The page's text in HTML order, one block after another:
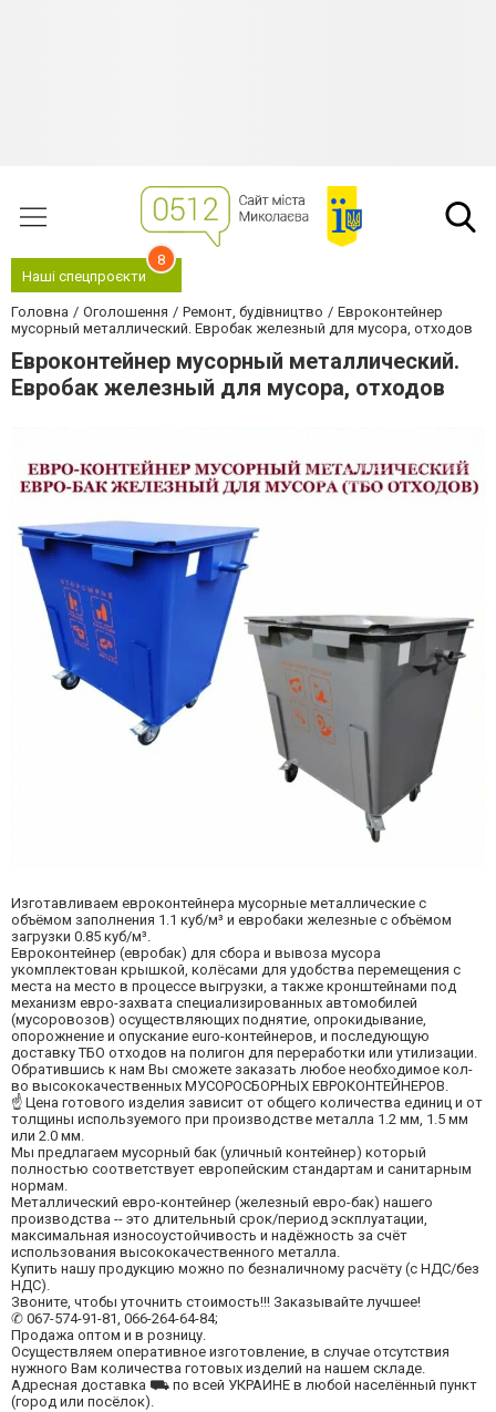
Наші спецпроєкти
8
Головна Оголошення Ремонт, будівництво
Евроконтейнер
мусорный металлический. Евробак железный для мусора, отходов
Евроконтейнер мусорный металлический.
Евробак железный для мусора, отходов
Изготавливаем евроконтейнера мусорные металлические с
объёмом заполнения 1.1 куб/м³ и евробаки железные с объёмом
загрузки 0.85 куб/м³.
Евроконтейнер (евробак) для сбора и вывоза мусора
укомплектован крышкой, колёсами для удобства перемещения с
места на место в процессе выгрузки, а также кронштейнами под
механизм евро-захвата специализированных автомобилей
(мусоровозов) осуществляющих поднятие, опрокидывание,
опорожнение и опускание euro-контейнеров, и последующую
доставку ТБО отходов на полигон для переработки или утилизации.
Обратившись к нам Вы сможете заказать любое необходимое кол-
во высококачественных МУСОРОСБОРНЫХ ЕВРОКОНТЕЙНЕРОВ.
☝ Цена готового изделия зависит от общего количества единиц и от
толщины используемого при производстве металла 1.2 мм, 1.5 мм
или 2.0 мм.
Мы предлагаем мусорный бак (уличный контейнер) который
полностью соответствует европейским стандартам и санитарным
нормам.
Металлический евро-контейнер (железный евро-бак) нашего
производства -- это длительный срок/период эскплуатации,
максимальная износоустойчивость и надёжность за счёт
использования высококачественного металла.
Купить нашу продукцию можно по безналичному расчёту (с НДС/без
НДС).
Звоните, чтобы уточнить стоимость!!! Заказывайте лучшее!
✆ 067-574-91-81, 066-264-64-84;
Продажа оптом и в розницу.
Осуществляем оперативное изготовление, в случае отсутствия
нужного Вам количества готовых изделий на нашем складе.
Адресная доставка ⛟ по всей УКРАИНЕ в любой населённый пункт
(город или посёлок).